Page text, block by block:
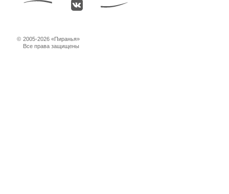
© 2005-2026 «Пиранья»
Все права защищены